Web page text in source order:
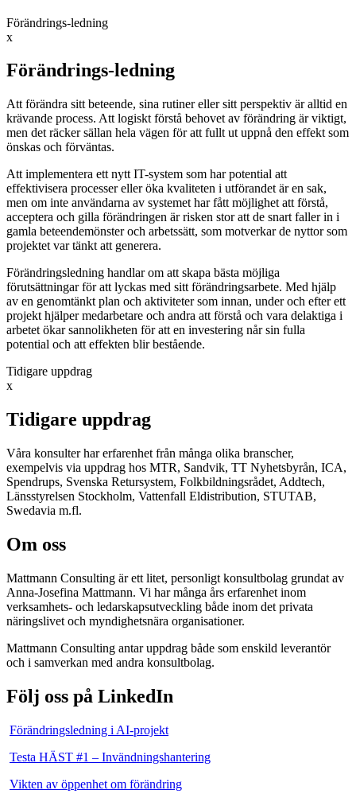
Förändrings-ledning
x
Förändrings-ledning
Att förändra sitt beteende, sina rutiner eller sitt perspektiv är alltid en
krävande process. Att logiskt förstå behovet av förändring är viktigt,
men det räcker sällan hela vägen för att fullt ut uppnå den effekt som
önskas och förväntas.
Att implementera ett nytt IT-system som har potential att
effektivisera processer eller öka kvaliteten i utförandet är en sak,
men om inte användarna av systemet har fått möjlighet att förstå,
acceptera och gilla förändringen är risken stor att de snart faller in i
gamla beteendemönster och arbetssätt, som motverkar de nyttor som
projektet var tänkt att generera.
Förändringsledning handlar om att skapa bästa möjliga
förutsättningar för att lyckas med sitt förändringsarbete. Med hjälp
av en genomtänkt plan och aktiviteter som innan, under och efter ett
projekt hjälper medarbetare och andra att förstå och vara delaktiga i
arbetet ökar sannolikheten för att en investering når sin fulla
potential och att effekten blir bestående.
Tidigare uppdrag
x
Tidigare uppdrag
Våra konsulter har erfarenhet från många olika branscher,
exempelvis via uppdrag hos MTR, Sandvik, TT Nyhetsbyrån, ICA,
Spendrups, Svenska Retursystem, Folkbildningsrådet, Addtech,
Länsstyrelsen Stockholm, Vattenfall Eldistribution, STUTAB,
Swedavia m.fl.
Om oss
Mattmann Consulting är ett litet, personligt konsultbolag grundat av
Anna-Josefina Mattmann. Vi har många års erfarenhet inom
verksamhets- och ledarskapsutveckling både inom det privata
näringslivet och myndighetsnära organisationer.
Mattmann Consulting antar uppdrag både som enskild leverantör
och i samverkan med andra konsultbolag.
Följ oss på LinkedIn
Förändringsledning i AI-projekt
Testa HÄST #1 – Invändningshantering
Vikten av öppenhet om förändring